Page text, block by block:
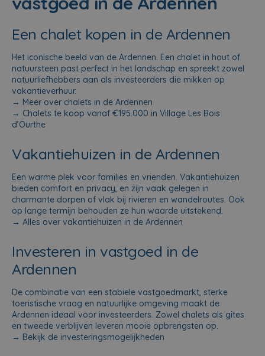
Een chalet kopen in de Ardennen
Het iconische beeld van de Ardennen. Een chalet in hout of
natuursteen past perfect in het landschap en spreekt zowel
natuurliefhebbers aan als investeerders die mikken op
vakantieverhuur.
→ Meer over chalets in de Ardennen
→ Chalets te koop vanaf €195.000 in Village Les Bois
d’Ourthe
Vakantiehuizen in de Ardennen
Een warme plek voor families en vrienden. Vakantiehuizen
bieden comfort en privacy, en zijn vaak gelegen in
charmante dorpen of vlak bij rivieren en wandelroutes. Ook
op lange termijn behouden ze hun waarde uitstekend.
→ Alles over vakantiehuizen in de Ardennen
Investeren in vastgoed in de
Ardennen
De combinatie van een stabiele vastgoedmarkt, sterke
toeristische vraag en natuurlijke omgeving maakt de
Ardennen ideaal voor investeerders. Zowel chalets als gîtes
en tweede verblijven leveren mooie opbrengsten op.
→ Bekijk de investeringsmogelijkheden